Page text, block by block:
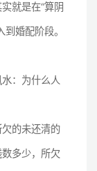
就是在“算阴
婚配阶段。
：为什么人
的未还清的
多少，所欠